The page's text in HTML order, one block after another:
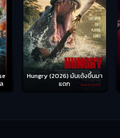
Hungry (2026) มันเด้งขึ้นมา
แดก